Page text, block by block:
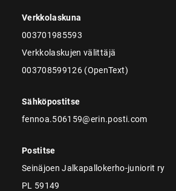
Verkkolaskuna
003701985593
Verkkolaskujen välittäjä
003708599126 (OpenText)
Sähköpostitse
fennoa.506159@erin.posti.com
Postitse
Seinäjoen Jalkapallokerho-juniorit ry
PL 59149